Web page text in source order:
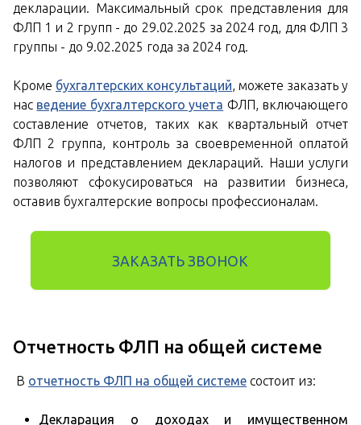
декларации. Максимальный срок представления для
ФЛП 1 и 2 групп - до 29.02.2025 за 2024 год, для ФЛП 3
группы - до 9.02.2025 года за 2024 год.
Кроме бухгалтерских консультаций, можете заказать у
нас ведение бухгалтерского учета ФЛП, включающего
составление отчетов, таких как квартальный отчет
ФЛП 2 группа, контроль за своевременной оплатой
налогов и представлением деклараций. Наши услуги
позволяют сфокусироваться на развитии бизнеса,
оставив бухгалтерские вопросы профессионалам.
ЗАКАЗАТЬ ЗВОНОК
Отчетность ФЛП на общей системе
В отчетность ФЛП на общей системе состоит из:
Декларация о доходах и имущественном